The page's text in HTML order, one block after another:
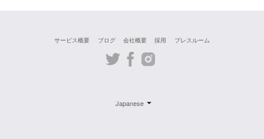
サービス概要 ブログ 会社概要 採用 プレスルーム
TwitterFacebookInstagram
Japanese